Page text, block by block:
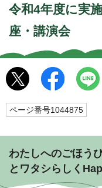
令和4年度に実
座・講演会
ページ番号1044875
わたしへのごほう
とワタシらしく